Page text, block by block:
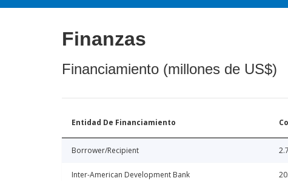
Finanzas
Financiamiento (millones de US$)
Entidad De Financiamiento
Borrower/Recipient
Inter-American Development Bank